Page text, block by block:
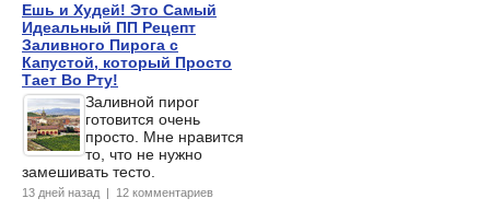
Ешь и Худей! Это Самый
Идеальный ПП Рецепт
Заливного Пирога с
Капустой, который Просто
Тает Во Рту!
Заливной пирог
готовится очень
просто. Мне нравится
то, что не нужно
замешивать тесто.
13 дней назад | 12 комментариев